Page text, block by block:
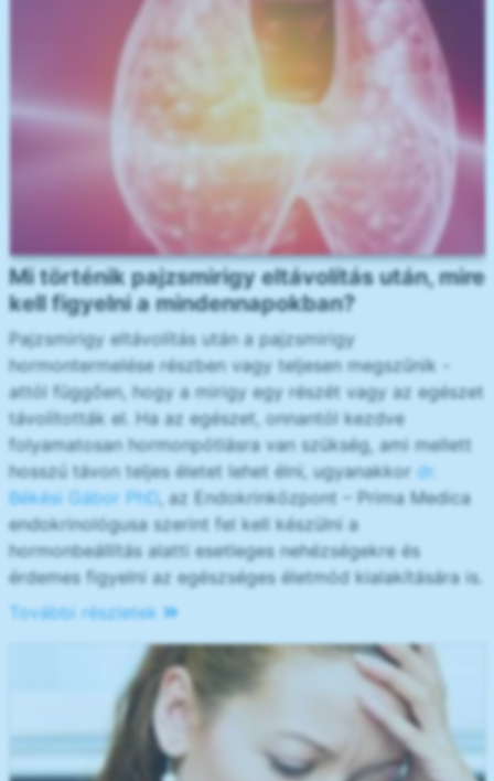
Mi történik pajzsmirigy eltávolítás után, mire
kell figyelni a mindennapokban?
Pajzsmirigy eltávolítás után a pajzsmirigy
hormontermelése részben vagy teljesen megszűnik -
attól függően, hogy a mirigy egy részét vagy az egészet
távolították el. Ha az egészet, onnantól kezdve
folyamatosan hormonpótlásra van szükség, ami mellett
hosszú távon teljes életet lehet élni, ugyanakkor dr.
Békési Gábor PhD
, az Endokrinközpont – Prima Medica
endokrinológusa szerint fel kell készülni a
hormonbeállítás alatti esetleges nehézségekre és
érdemes figyelni az egészséges életmód kialakítására is.
További részletek